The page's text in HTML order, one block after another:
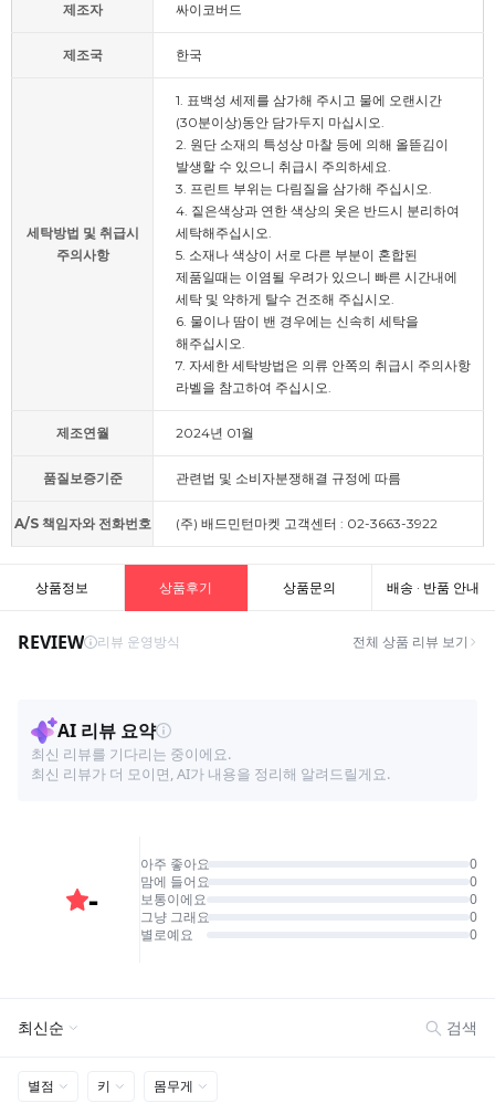
제조자 싸이코버드
제조국 한국
세탁방법 및 취급시
주의사항
1. 표백성 세제를 삼가해 주시고 물에 오랜시간
(30분이상)동안 담가두지 마십시오.
2. 원단 소재의 특성상 마찰 등에 의해 올뜯김이
발생할 수 있으니 취급시 주의하세요.
3. 프린트 부위는 다림질을 삼가해 주십시오.
4. 짙은색상과 연한 색상의 옷은 반드시 분리하여
세탁해주십시오.
5. 소재나 색상이 서로 다른 부분이 혼합된
제품일때는 이염될 우려가 있으니 빠른 시간내에
세탁 및 약하게 탈수 건조해 주십시오.
6. 물이나 땀이 밴 경우에는 신속히 세탁을
해주십시오.
7. 자세한 세탁방법은 의류 안쪽의 취급시 주의사항
라벨을 참고하여 주십시오.
제조연월 2024년 01월
품질보증기준 관련법 및 소비자분쟁해결 규정에 따름
A/S 책임자와 전화번호 (주) 배드민턴마켓 고객센터 : 02-3663-3922
상품정보 상품후기 상품문의 배송 · 반품 안내